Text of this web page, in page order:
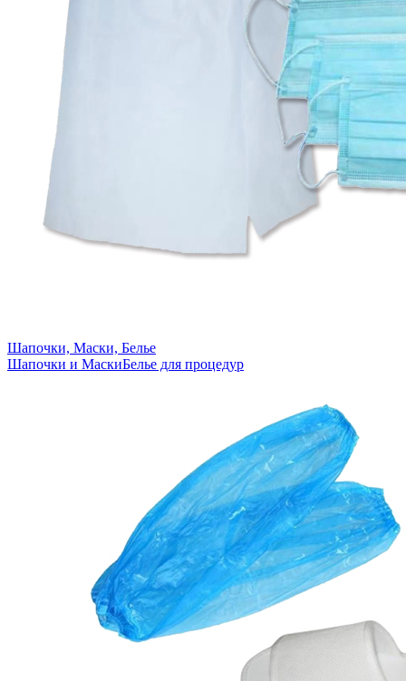
Шапочки, Маски, Белье
Шапочки и МаскиБелье для процедур